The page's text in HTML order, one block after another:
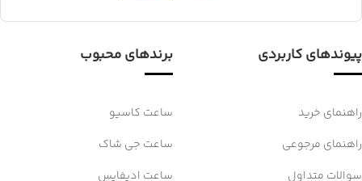
پیوندهای کاربردی
راهنمای خرید
راهنمای مرجوعی
سوالات متداول
برندهای محبوب
ساعت کاسیو
ساعت جی شاک
ساعت ادیفایس